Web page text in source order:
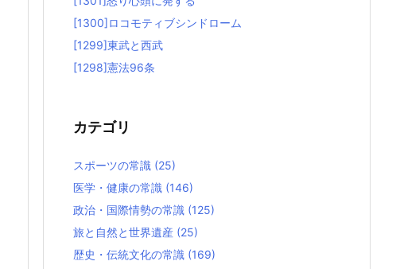
[1300]ロコモティブシンドローム
[1299]東武と西武
[1298]憲法96条
カテゴリ
スポーツの常識 (25)
医学・健康の常識 (146)
政治・国際情勢の常識 (125)
旅と自然と世界遺産 (25)
歴史・伝統文化の常識 (169)